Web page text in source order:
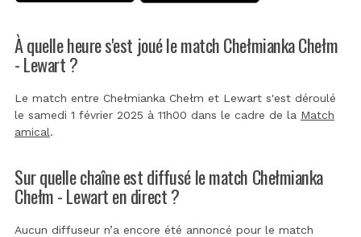
À quelle heure s'est joué le match Chełmianka Chełm
- Lewart ?
Le match entre Chełmianka Chełm et Lewart s'est déroulé
le samedi 1 février 2025 à 11h00 dans le cadre de la Match
amical.
Sur quelle chaîne est diffusé le match Chełmianka
Chełm - Lewart en direct ?
Aucun diffuseur n’a encore été annoncé pour le match